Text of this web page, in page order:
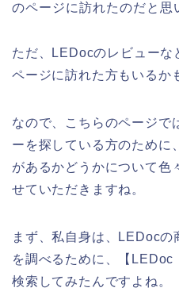
のページに訪れたのだと思
ただ、LEDocのレビューな
ページに訪れた方もいるか
なので、こちらのページで
ーを探している方のために
があるかどうかについて色
せていただきますね。
まず、私自身は、LEDoc
を調べるために、【
検索してみたんですよね。